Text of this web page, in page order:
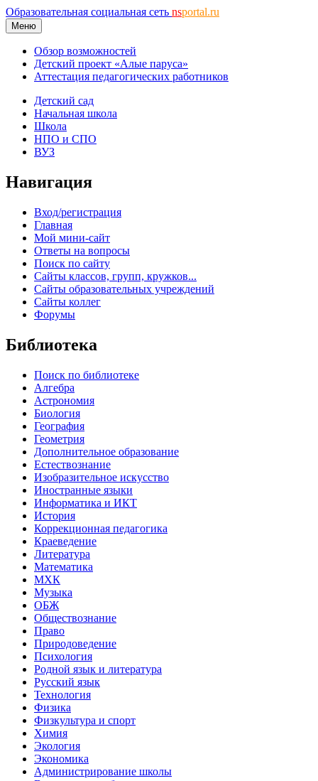
Образовательная социальная сеть nsportal.ru
Меню
Обзор возможностей
Детский проект «Алые паруса»
Аттестация педагогических работников
Детский сад
Начальная школа
Школа
НПО и СПО
ВУЗ
Навигация
Вход/регистрация
Главная
Мой мини-сайт
Ответы на вопросы
Поиск по сайту
Сайты классов, групп, кружков...
Сайты образовательных учреждений
Сайты коллег
Форумы
Библиотека
Поиск по библиотеке
Алгебра
Астрономия
Биология
География
Геометрия
Дополнительное образование
Естествознание
Изобразительное искусство
Иностранные языки
Информатика и ИКТ
История
Коррекционная педагогика
Краеведение
Литература
Математика
МХК
Музыка
ОБЖ
Обществознание
Право
Природоведение
Психология
Родной язык и литература
Русский язык
Технология
Физика
Физкультура и спорт
Химия
Экология
Экономика
Администрирование школы